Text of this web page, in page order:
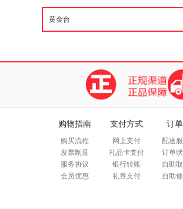
购物指南
购买流程
发票制度
服务协议
会员优惠
支付方式
网上支付
礼品卡支付
银行转账
礼券支付
订
配送
订单
自助
自助